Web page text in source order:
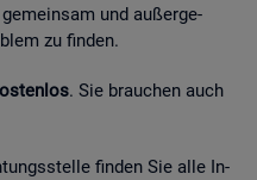
und au­ßer­ge­
zu fin­den.
. Sie brau­chen auch
fin­den Sie alle In­